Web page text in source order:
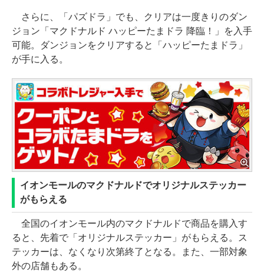
さらに、「パズドラ」でも、クリアは一度きりのダン
ジョン「マクドナルド ハッピーたまドラ 降臨！」を入手
可能。ダンジョンをクリアすると「ハッピーたまドラ」
が手に入る。
イオンモールのマクドナルドでオリジナルステッカー
がもらえる
全国のイオンモール内のマクドナルドで商品を購入す
ると、先着で「オリジナルステッカー」がもらえる。ス
テッカーは、なくなり次第終了となる。また、一部対象
外の店舗もある。